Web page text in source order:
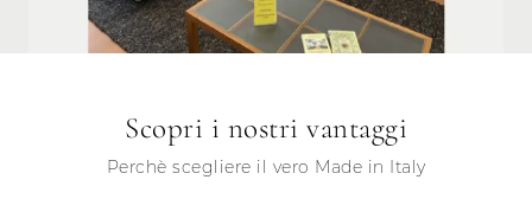
Scopri i nostri vantaggi
Perchè scegliere il vero Made in Italy